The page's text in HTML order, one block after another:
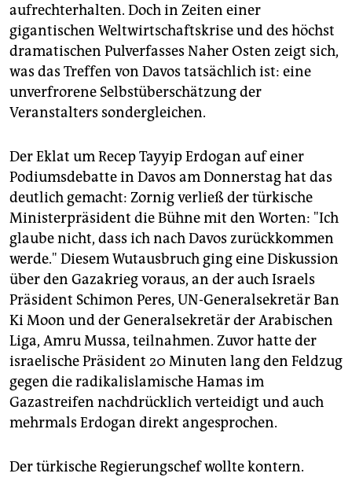
aufrechterhalten. Doch in Zeiten einer
gigantischen Weltwirtschaftskrise und des höchst
dramatischen Pulverfasses Naher Osten zeigt sich,
was das Treffen von Davos tatsächlich ist: eine
unverfrorene Selbstüberschätzung der
Veranstalters sondergleichen.
Der Eklat um Recep Tayyip Erdogan auf einer
Podiumsdebatte in Davos am Donnerstag hat das
deutlich gemacht: Zornig verließ der türkische
Ministerpräsident die Bühne mit den Worten: "Ich
glaube nicht, dass ich nach Davos zurückkommen
werde." Diesem Wutausbruch ging eine Diskussion
über den Gazakrieg voraus, an der auch Israels
Präsident Schimon Peres, UN-Generalsekretär Ban
Ki Moon und der Generalsekretär der Arabischen
Liga, Amru Mussa, teilnahmen. Zuvor hatte der
israelische Präsident 20 Minuten lang den Feldzug
gegen die radikalislamische Hamas im
Gazastreifen nachdrücklich verteidigt und auch
mehrmals Erdogan direkt angesprochen.
Der türkische Regierungschef wollte kontern.